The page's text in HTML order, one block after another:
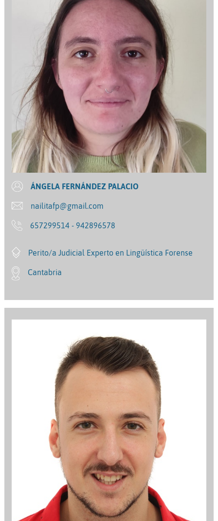
ÁNGELA FERNÁNDEZ PALACIO
nailitafp@gmail.com
657299514 - 942896578
Perito/a Judicial Experto en Lingüística Forense
Cantabria